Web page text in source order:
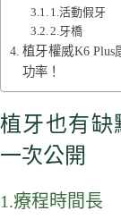
1.活動假牙
2.牙橋
植牙權威K6
功率！
植牙也有缺
一次公開
1.療程時間長